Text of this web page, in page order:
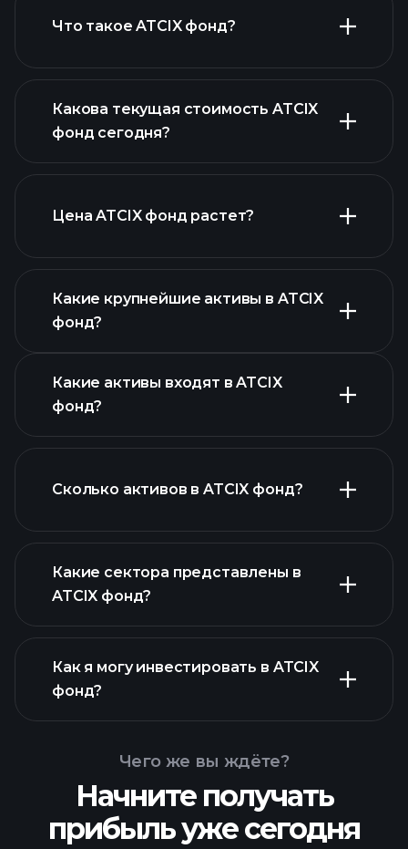
Что такое ATCIX фонд?
Какова текущая стоимость ATCIX
фонд сегодня?
расширенной диаграмме
Цена ATCIX фонд растет?
диаграмме ATCIX фонд
Какие крупнейшие активы в ATCIX
фонд?
Какие активы входят в ATCIX
фонд?
активов
ATCIX фонд
Сколько активов в ATCIX фонд?
активов ATCIX фонд
Какие сектора представлены в
ATCIX фонд?
Как я могу инвестировать в ATCIX
фонд?
Чего же вы ждёте?
Начните получать
прибыль уже сегодня